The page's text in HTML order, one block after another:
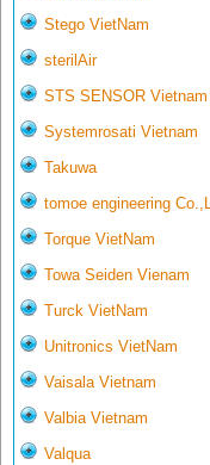
Stego VietNam
sterilAir
STS SENSOR Vietnam
Systemrosati Vietnam
Takuwa
tomoe engineering
Torque VietNam
Towa Seiden Vienam
Turck VietNam
Unitronics VietNam
Vaisala Vietnam
Valbia Vietnam
Valqua